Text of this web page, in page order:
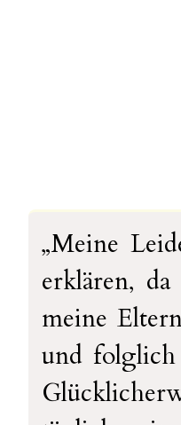
„Meine
erklären,
meine
und folglich